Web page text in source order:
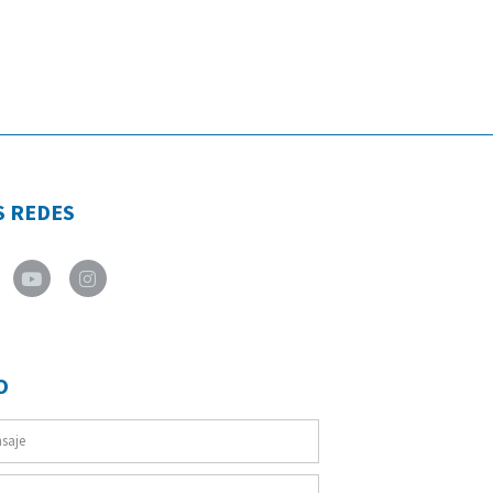
REDES